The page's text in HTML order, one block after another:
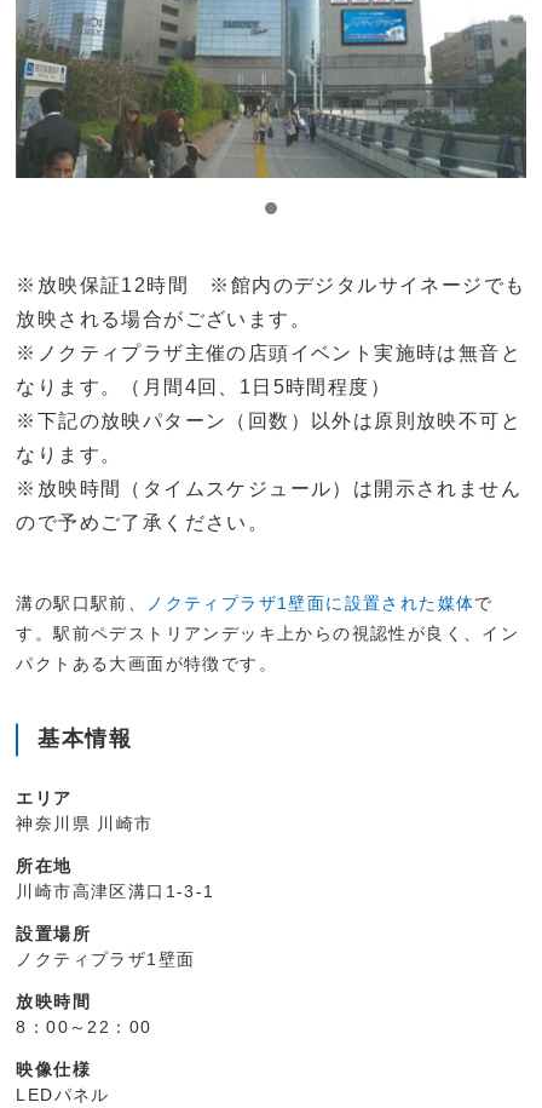
溝の駅口駅前、 ノクティプラザ1壁面に設置された媒体で
す。駅前ペデストリアンデッキ上からの視認性が良く、イン
パクトある大画面が特徴です。
基本情報
エリア
神奈川県 川崎市
所在地
川崎市高津区溝口1-3-1
設置場所
ノクティプラザ1壁面
放映時間
8：00～22：00
映像仕様
LEDパネル
※放映保証12時間 ※館内のデジタルサイネージでも
放映される場合がございます。
※ノクティプラザ主催の店頭イベント実施時は無音と
なります。（月間4回、1日5時間程度）
※下記の放映パターン（回数）以外は原則放映不可と
なります。
※放映時間（タイムスケジュール）は開示されません
ので予めご了承ください。